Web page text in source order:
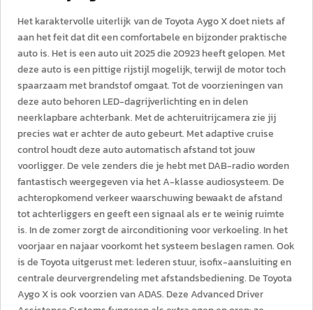
Het karaktervolle uiterlijk van de Toyota Aygo X doet niets af
aan het feit dat dit een comfortabele en bijzonder praktische
auto is. Het is een auto uit 2025 die 20923 heeft gelopen. Met
deze auto is een pittige rijstijl mogelijk, terwijl de motor toch
spaarzaam met brandstof omgaat. Tot de voorzieningen van
deze auto behoren LED-dagrijverlichting en in delen
neerklapbare achterbank. Met de achteruitrijcamera zie jij
precies wat er achter de auto gebeurt. Met adaptive cruise
control houdt deze auto automatisch afstand tot jouw
voorligger. De vele zenders die je hebt met DAB-radio worden
fantastisch weergegeven via het A-klasse audiosysteem. De
achteropkomend verkeer waarschuwing bewaakt de afstand
tot achterliggers en geeft een signaal als er te weinig ruimte
is. In de zomer zorgt de airconditioning voor verkoeling. In het
voorjaar en najaar voorkomt het systeem beslagen ramen. Ook
is de Toyota uitgerust met: lederen stuur, isofix-aansluiting en
centrale deurvergrendeling met afstandsbediening. De Toyota
Aygo X is ook voorzien van ADAS. Deze Advanced Driver